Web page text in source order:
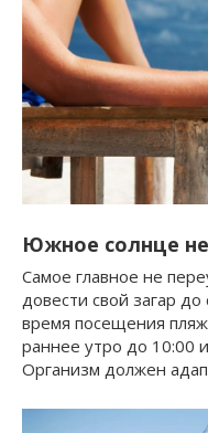
Южное солнце
Самое главное не
довести свой загар
время посещения
раннее утро до 10:00
Организм должен